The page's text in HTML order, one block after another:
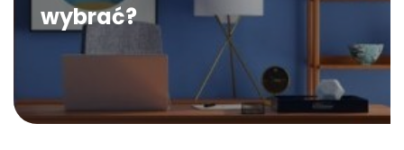
wybrać?